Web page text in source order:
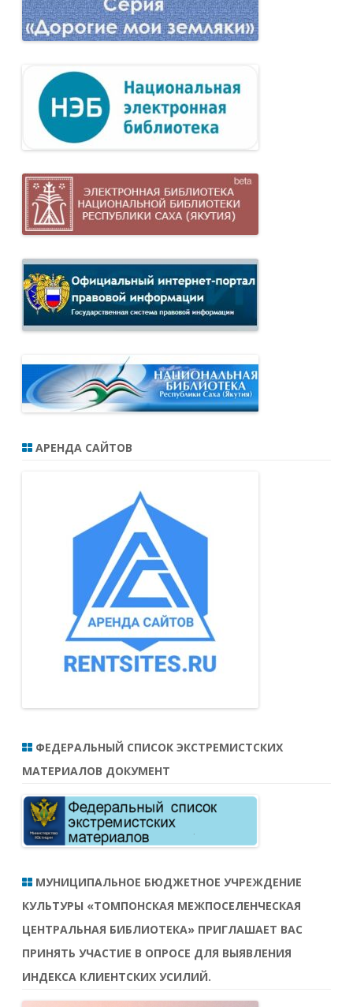
АРЕНДА САЙТОВ
ФЕДЕРАЛЬНЫЙ СПИСОК ЭКСТРЕМИСТСКИХ
МАТЕРИАЛОВ ДОКУМЕНТ
МУНИЦИПАЛЬНОЕ БЮДЖЕТНОЕ УЧРЕЖДЕНИЕ
КУЛЬТУРЫ «ТОМПОНСКАЯ МЕЖПОСЕЛЕНЧЕСКАЯ
ЦЕНТРАЛЬНАЯ БИБЛИОТЕКА» ПРИГЛАШАЕТ ВАС
ПРИНЯТЬ УЧАСТИЕ В ОПРОСЕ ДЛЯ ВЫЯВЛЕНИЯ
ИНДЕКСА КЛИЕНТСКИХ УСИЛИЙ.